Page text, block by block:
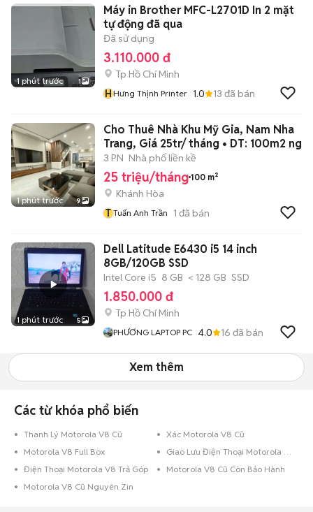
1 phút trước 1
Máy in Brother MFC-L2701D In 2 mặt
tự động đã qua
Đã sử dụng
3.110.000 đ
Tp Hồ Chí Minh
HHưng Thịnh Printer 1.0 13 đã bán
1 phút trước 9
Cho Thuê Nhà Khu Mỹ Gia, Nam Nha
Trang, Giá 25tr/ tháng • DT: 100m2 ng
3 PN Nhà phố liền kề
25 triệu/tháng 100 m²
Khánh Hòa
T Tuấn Anh Trần 1 đã bán
1 phút trước 5
Dell Latitude E6430 i5 14 inch
8GB/120GB SSD
Intel Core i5 8 GB < 128 GB SSD
1.850.000 đ
Tp Hồ Chí Minh
PHƯƠNG LAPTOP PC 4.0 16 đã bán
Xem thêm
Các từ khóa phổ biến
Thanh Lý Motorola V8 Cũ
Xác Motorola V8 Cũ
Motorola V8 Full Box
Giao Lưu Điện Thoại Motorola V8
Điện Thoại Motorola V8 Trả Góp
Motorola V8 Cũ Còn Bảo Hành
Motorola V8 Cũ Nguyên Zin